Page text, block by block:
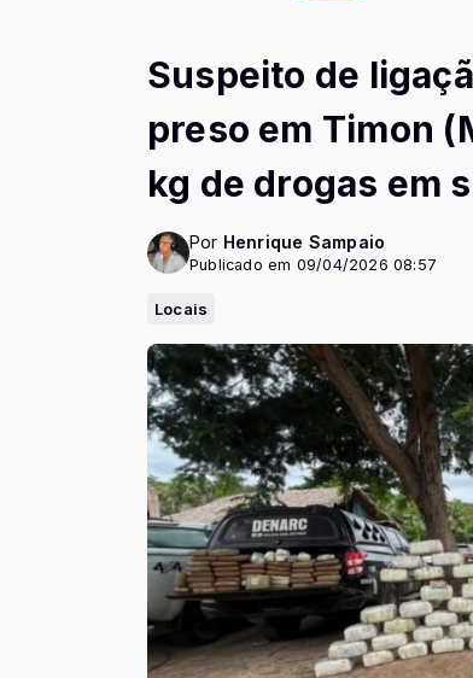
Suspeito de
preso em Timon
kg de drogas em
Por Henrique Sampaio
Publicado em 09/04/2026 08:57
Locais